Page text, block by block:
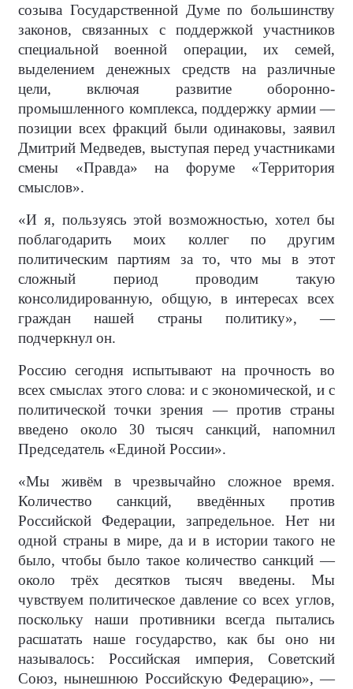
созыва Государственной Думе по большинству
законов, связанных с поддержкой участников
специальной военной операции, их семей,
выделением денежных средств на различные
цели, включая развитие оборонно-
промышленного комплекса, поддержку армии —
позиции всех фракций были одинаковы, заявил
Дмитрий Медведев, выступая перед участниками
смены «Правда» на форуме «Территория
смыслов».
«И я, пользуясь этой возможностью, хотел бы
поблагодарить моих коллег по другим
политическим партиям за то, что мы в этот
сложный период проводим такую
консолидированную, общую, в интересах всех
граждан нашей страны политику», —
подчеркнул он.
Россию сегодня испытывают на прочность во
всех смыслах этого слова: и с экономической, и с
политической точки зрения — против страны
введено около 30 тысяч санкций, напомнил
Председатель «Единой России».
«Мы живём в чрезвычайно сложное время.
Количество санкций, введённых против
Российской Федерации, запредельное. Нет ни
одной страны в мире, да и в истории такого не
было, чтобы было такое количество санкций —
около трёх десятков тысяч введены. Мы
чувствуем политическое давление со всех углов,
поскольку наши противники всегда пытались
расшатать наше государство, как бы оно ни
называлось: Российская империя, Советский
Союз, нынешнюю Российскую Федерацию», —